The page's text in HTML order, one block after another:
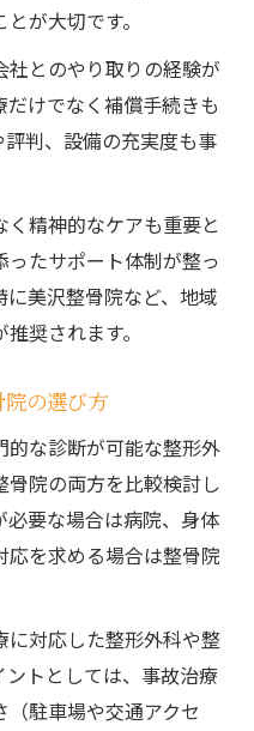
が大切です。
社とのやり取りの経験が
けでなく補償手続きも
判、設備の充実度も事
精神的なケアも重要と
たサポート体制が整っ
美沢整骨院など、地域
奨されます。
の選び方
的な診断が可能な整形外
院の両方を比較検討し
必要な場合は病院、身体
を求める場合は整骨院
対応した整形外科や整
トとしては、事故治療
駐車場や交通アクセ